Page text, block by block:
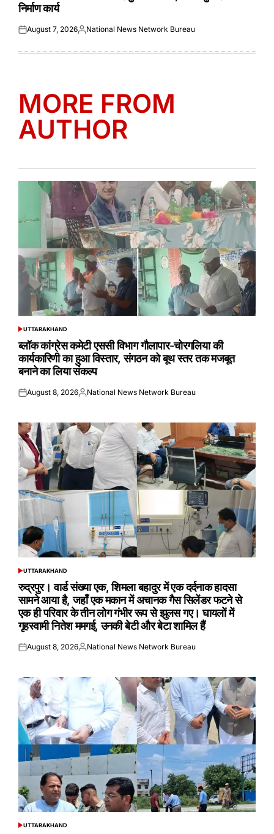
निर्माण कार्य
Posted
August 7, 2026Posted
National News Network Bureau
MORE FROM
AUTHOR
POSTED
UTTARAKHAND
ब्लॉक कांग्रेस कमेटी एससी विभाग गौलापार-चोरगलिया की
कार्यकारिणी का हुआ विस्तार, संगठन को बूथ स्तर तक मजबूत
बनाने का लिया संकल्प
Posted
August 8, 2026Posted
National News Network Bureau
POSTED
UTTARAKHAND
रुद्रपुर। वार्ड संख्या एक, शिमला बहादुर में एक दर्दनाक हादसा
सामने आया है, जहाँ एक मकान में अचानक गैस सिलेंडर फटने से
एक ही परिवार के तीन लोग गंभीर रूप से झुलस गए। घायलों में
गृहस्वामी नितेश ममगई, उनकी बेटी और बेटा शामिल हैं
Posted
August 8, 2026Posted
National News Network Bureau
POSTED
UTTARAKHAND